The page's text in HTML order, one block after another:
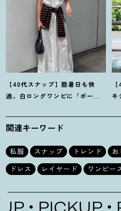
【40代スナップ】酷暑日も快
適。白ロングワンピに「ボー
美緒さん
キ
さ
関連キーワード
私服 スナップ トレンド
ドレス
レイヤード ワンピー